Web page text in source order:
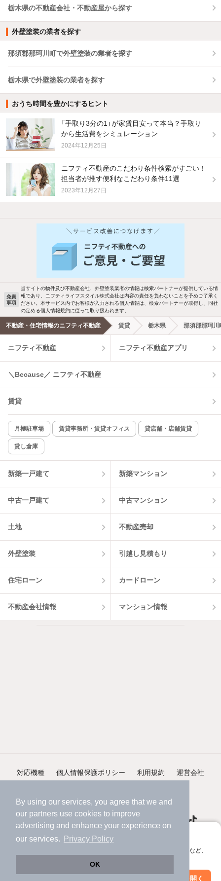
By using our services, you agree that we and
our partners use cookies to improve
advertising and enhance your experience on
our services.
Privacy Policy
OK
アプリに切り替えて、サクサクお部屋探し
会員登録なしですぐ使える。マップ検索やお気に入り保存など、
アプリを開く
栃木県の不動産会社・不動産屋から探す
外壁塗装の業者を探す
那須郡那珂川町で外壁塗装の業者を探す
栃木県で外壁塗装の業者を探す
おうち時間を豊かにするヒント
「手取り3分の1」が家賃目安って本当？手取り
から生活費をシミュレーション
2024年12月25日
ニフティ不動産のこだわり条件検索がすごい！
担当者が推す便利なこだわり条件11選
2023年12月27日
バス・トイレ別 2階以上
洗濯機置場あり 独立洗面台
エアコンあり 都市ガス
温水洗浄便座 オートロック
コンロ2口以上
新着のみ インターネット無料
該当件数:
2件
免責
事項
当サイトの物件及び不動産会社、外壁塗装業者の情報は検索パートナーが提供している情
報であり、ニフティライフスタイル株式会社は内容の責任を負わないことを予めご了承く
ださい。本サービス内でお客様が入力される個人情報は、検索パートナーが取得し、同社
の定める個人情報規約に従って取り扱われます。
不動産・住宅情報のニフティ不動産 賃貸 栃木県 那須郡那珂川
ニフティ不動産 ニフティ不動産アプリ
＼Because／ ニフティ不動産
賃貸
月極駐車場 賃貸事務所・賃貸オフィス 貸店舗・店舗賃貸
貸し倉庫
新築一戸建て 新築マンション
中古一戸建て 中古マンション
土地 不動産売却
外壁塗装 引越し見積もり
住宅ローン カードローン
不動産会社情報 マンション情報
対応機種 個人情報保護ポリシー 利用規約 運営会社
©NIFTY Lifestyle Co., Ltd.